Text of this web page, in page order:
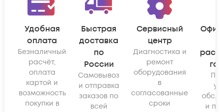
Удобная
оплата
Безналичный
расчёт,
оплата
картой и
возможность
покупки в
Быстрая
доставка
по
России
Самовывоз
и отправка
заказов по
всей
Сервисный
центр
Диагностика и
ремонт
оборудования
в
согласованные
сроки
и